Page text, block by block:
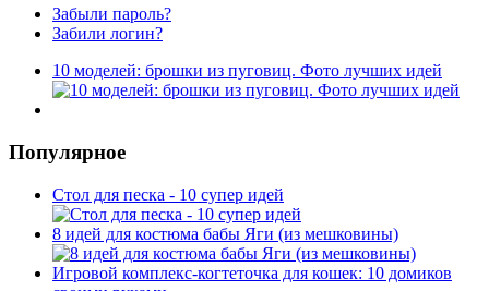
Забыли пароль?
Забили логин?
10 моделей: брошки из пуговиц. Фото лучших идей
Популярное
Стол для песка - 10 супер идей
8 идей для костюма бабы Яги (из мешковины)
Игровой комплекс-когтеточка для кошек: 10 домиков